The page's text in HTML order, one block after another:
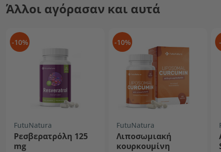
Άλλοι αγόρασαν και αυτά
-10%
FutuNatura
Ρεσβερατρόλη 125
mg
-10%
FutuNatura
Λιποσωμιακή
κουρκουμίνη